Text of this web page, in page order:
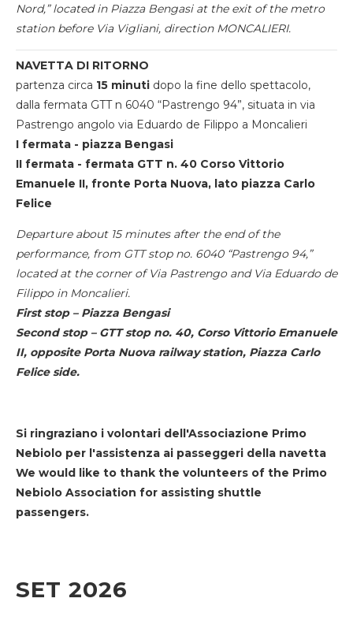
Nord,” located in Piazza Bengasi at the exit of the metro
station before Via Vigliani, direction MONCALIERI.
NAVETTA DI RITORNO
partenza circa 15 minuti dopo la fine dello spettacolo,
dalla fermata GTT n 6040 “Pastrengo 94”, situata in via
Pastrengo angolo via Eduardo de Filippo a Moncalieri
I fermata - piazza Bengasi
II fermata - fermata GTT n. 40 Corso Vittorio
Emanuele II, fronte Porta Nuova, lato piazza Carlo
Felice
Departure about 15 minutes after the end of the
performance, from GTT stop no. 6040 “Pastrengo 94,”
located at the corner of Via Pastrengo and Via Eduardo de
Filippo in Moncalieri.
First stop – Piazza Bengasi
Second stop – GTT stop no. 40, Corso Vittorio Emanuele
II, opposite Porta Nuova railway station, Piazza Carlo
Felice side.
Si ringraziano i volontari dell'Associazione Primo
Nebiolo per l'assistenza ai passeggeri della navetta
We would like to thank the volunteers of the Primo
Nebiolo Association for assisting shuttle
passengers.
SET 2026